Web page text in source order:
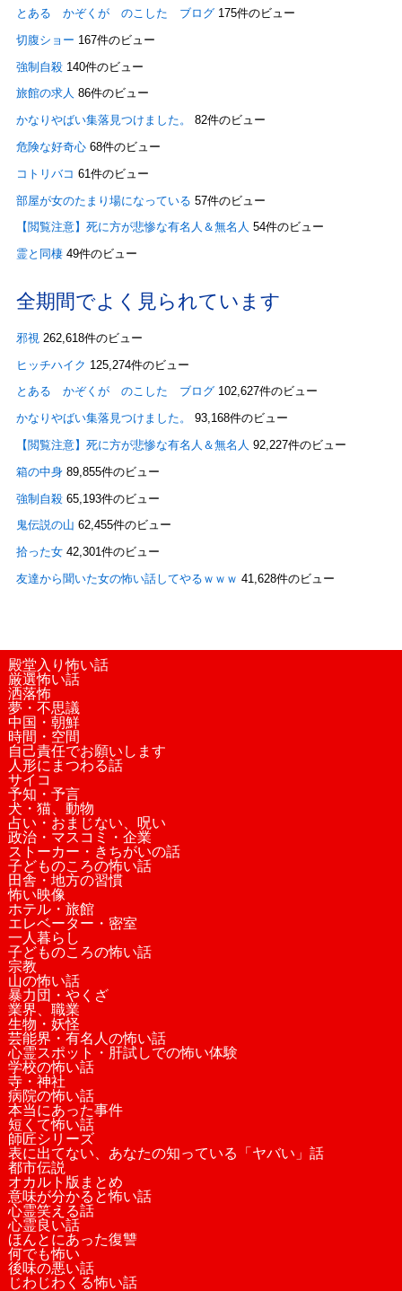
とある かぞくが のこした ブログ 175件のビュー
切腹ショー 167件のビュー
強制自殺 140件のビュー
旅館の求人 86件のビュー
かなりやばい集落見つけました。
82件のビュー
危険な好奇心 68件のビュー
コトリバコ 61件のビュー
部屋が女のたまり場になっている 57件のビュー
【閲覧注意】死に方が悲惨な有名人＆無名人 54件のビュー
霊と同棲 49件のビュー
全期間でよく見られています
邪視 262,618件のビュー
ヒッチハイク 125,274件のビュー
とある かぞくが のこした ブログ 102,627件のビュー
かなりやばい集落見つけました。
93,168件のビュー
【閲覧注意】死に方が悲惨な有名人＆無名人 92,227件のビュー
箱の中身 89,855件のビュー
強制自殺 65,193件のビュー
鬼伝説の山 62,455件のビュー
拾った女 42,301件のビュー
友達から聞いた女の怖い話してやるｗｗｗ 41,628件のビュー
殿堂入り怖い話
厳選怖い話
洒落怖
夢・不思議
中国・朝鮮
時間・空間
自己責任でお願いします
人形にまつわる話
サイコ
予知・予言
犬・猫、動物
占い・おまじない、呪い
政治・マスコミ・企業
ストーカー・きちがいの話
子どものころの怖い話
田舎・地方の習慣
怖い映像
ホテル・旅館
エレベーター・密室
一人暮らし
子どものころの怖い話
宗教
山の怖い話
暴力団・やくざ
業界、職業
生物・妖怪
芸能界・有名人の怖い話
心霊スポット・肝試しでの怖い体験
学校の怖い話
寺・神社
病院の怖い話
本当にあった事件
短くて怖い話
師匠シリーズ
表に出てない、あなたの知っている「ヤバい」話
都市伝説
オカルト版まとめ
意味が分かると怖い話
心霊笑える話
心霊良い話
ほんとにあった復讐
何でも怖い
後味の悪い話
じわじわくる怖い話